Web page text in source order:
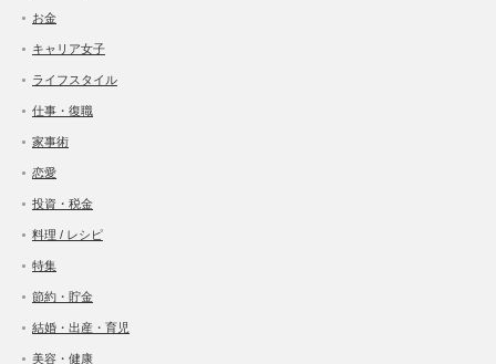
お金
キャリア女子
ライフスタイル
仕事・復職
家事術
恋愛
投資・税金
料理 / レシピ
特集
節約・貯金
結婚・出産・育児
美容・健康